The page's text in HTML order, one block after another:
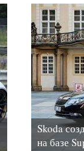
Skoda
на базе